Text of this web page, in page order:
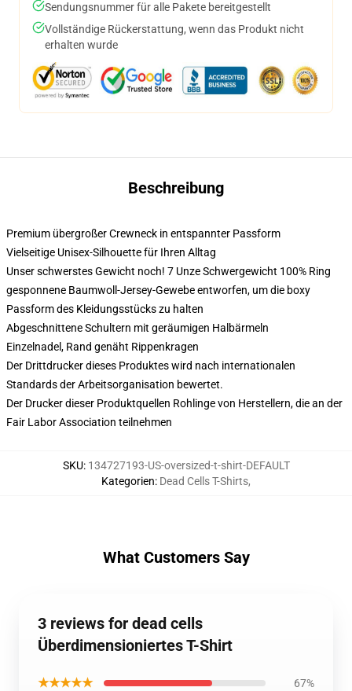
Sendungsnummer für alle Pakete bereitgestellt
Vollständige Rückerstattung, wenn das Produkt nicht
erhalten wurde
Beschreibung
Premium übergroßer Crewneck in entspannter Passform
Vielseitige Unisex-Silhouette für Ihren Alltag
Unser schwerstes Gewicht noch! 7 Unze Schwergewicht 100% Ring
gesponnene Baumwoll-Jersey-Gewebe entworfen, um die boxy
Passform des Kleidungsstücks zu halten
Abgeschnittene Schultern mit geräumigen Halbärmeln
Einzelnadel, Rand genäht Rippenkragen
Der Drittdrucker dieses Produktes wird nach internationalen
Standards der Arbeitsorganisation bewertet.
Der Drucker dieser Produktquellen Rohlinge von Herstellern, die an der
Fair Labor Association teilnehmen
SKU: 134727193-US-oversized-t-shirt-DEFAULT
Kategorien: Dead Cells T-Shirts,
What Customers Say
3 reviews for dead cells
Überdimensioniertes T-Shirt
★★★★★ 67%